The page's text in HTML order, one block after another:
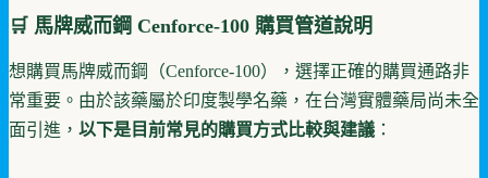
🛒 馬牌威而鋼 Cenforce-100 購買管道說明
想購買馬牌威而鋼（Cenforce-100），選擇正確的購買通路非
常重要。由於該藥屬於印度製學名藥，在台灣實體藥局尚未全
面引進， 以下是目前常見的購買方式比較與建議 ：